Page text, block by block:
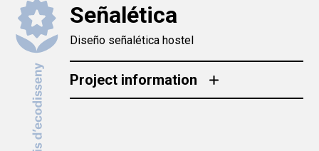
Señalética
Diseño señalética hostel
Project information